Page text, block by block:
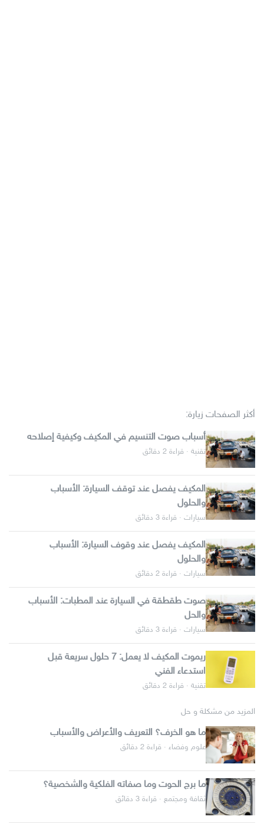
أكثر الصفحات زيارة:
أسباب صوت التنسيم في المكيف وكيفية إصلاحه
تقنية · قراءة 2 دقائق
المكيف يفصل عند توقف السيارة: الأسباب
والحلول
سيارات · قراءة 3 دقائق
المكيف يفصل عند وقوف السيارة: الأسباب
والحلول
سيارات · قراءة 2 دقائق
صوت طقطقة في السيارة عند المطبات: الأسباب
والحل
سيارات · قراءة 3 دقائق
ريموت المكيف لا يعمل: 7 حلول سريعة قبل
استدعاء الفني
تقنية · قراءة 2 دقائق
المزيد من مشكلة و حل
ما هو الخرف؟ التعريف والأعراض والأسباب
علوم وفضاء · قراءة 2 دقائق
ما برج الحوت وما صفاته الفلكية والشخصية؟
ثقافة ومجتمع · قراءة 3 دقائق